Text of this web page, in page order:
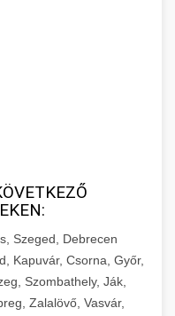
Szeged, Debrecen
Kapuvár, Csorna, Győr,
Szombathely, Ják,
Zalalövő, Vasvár,